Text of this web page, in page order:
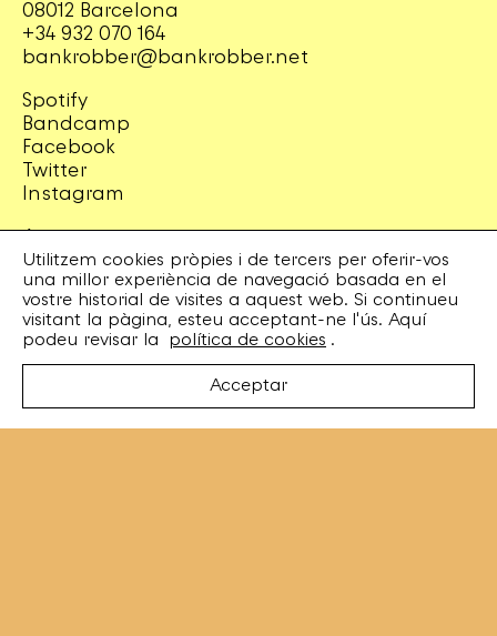
08012 Barcelona
+34 932 070 164
bankrobber@bankrobber.net
Spotify
Bandcamp
Facebook
Twitter
Instagram
Discos
Concerts
Booking
Recursos
Enviaments i devolucions
Utilitzem cookies pròpies i de tercers per oferir-vos
una millor experiència de navegació basada en el
vostre historial de visites a aquest web. Si continueu
visitant la pàgina, esteu acceptant-ne l'ús. Aquí
podeu revisar la
política de cookies .
Acceptar